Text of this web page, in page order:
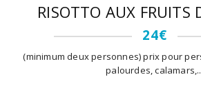
RISOTTO AUX FRUITS
24€
(minimum deux personnes) prix pour
palourdes,